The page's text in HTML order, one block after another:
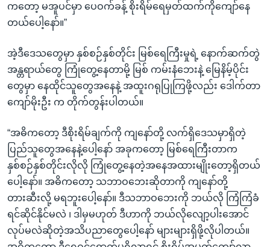
ကတော့ မအူပင်မှာ ပေဝက်ခန့် စိုးရိမ်ရေမှတ်ထက်ကိုကျော်နေ
တယ်ပေါ့နော်။”
အဲ့ဒီဒေသတွေမှာ နှစ်စဉ်နှစ်တိုင်း မြစ်ရေကြီးမှုရဲ့ နောက်ဆက်တွဲ
အန္တရာယ်တွေ ကြုံတွေ့နေတာမို့ မြစ် ကမ်းနံဘေးနဲ့ မြေနိမ့်ပိုင်း
တွေမှာ နေထိုင်သူတွေအနေနဲ့ အထူးဂရုပြုကြဖို့လည်း ဒေါက်တာ
ကျော်မိုးဦး က တိုက်တွန်းပါတယ်။
“အဓိကတော့ ဒီစိုးရိမ်ချက်ကို ကျနော်တို့ လက်ရှိဒေသမှာရှိတဲ့
ပြည်သူတွေအနေနဲ့ပေါ့နော် အခုကတော့ မြစ်ရေကြီးတာက
နှစ်စဉ်နှစ်တိုင်းလိုလို ကြုံတွေ့နေတဲ့အနေအထားမျိုးတော့ရှိတယ်
ပေါ့နော်။ အဓိကတော့ သဘာဝဘေးဆိုတာကို ကျနော်တို့
တားဆီးလို့ မရဘူးပေါ့နော်။ ဒီသဘာဝဘေးကို ဘယ်လို ကြံကြံခံ
ရင်ဆိုင်နိုင်မလဲ ၊ ဒါမှမဟုတ် ဒီဟာကို ဘယ်လိုလျော့ပါးအောင်
လုပ်မလဲဆိုတဲ့အသိပညာတွေပေါ့နော် များများရှိဖို့လိုပါတယ်။